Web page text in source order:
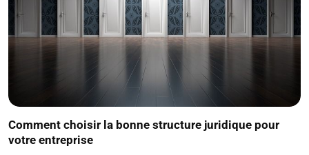
Comment choisir la bonne structure juridique pour
votre entreprise